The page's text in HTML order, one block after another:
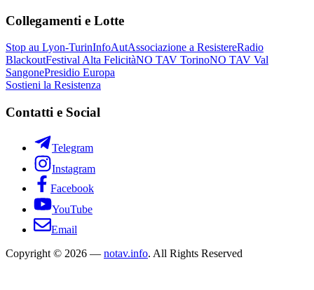
Collegamenti e Lotte
Stop au Lyon-TurinInfoAutAssociazione a ResistereRadio
BlackoutFestival Alta FelicitàNO TAV TorinoNO TAV Val
SangonePresidio Europa
Sostieni la Resistenza
Contatti e Social
Telegram
Instagram
Facebook
YouTube
Email
Copyright © 2026 — notav.info. All Rights Reserved